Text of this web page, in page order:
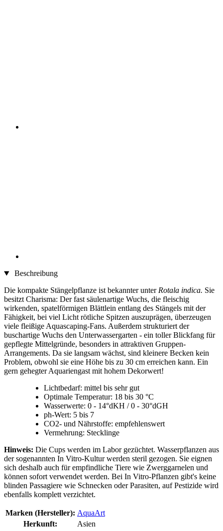
Beschreibung
Die kompakte Stängelpflanze ist bekannter unter Rotala indica. Sie
besitzt Charisma: Der fast säulenartige Wuchs, die fleischig
wirkenden, spatelförmigen Blättlein entlang des Stängels mit der
Fähigkeit, bei viel Licht rötliche Spitzen auszuprägen, überzeugen
viele fleißige Aquascaping-Fans. Außerdem strukturiert der
buschartige Wuchs den Unterwassergarten - ein toller Blickfang für
gepflegte Mittelgründe, besonders in attraktiven Gruppen-
Arrangements. Da sie langsam wächst, sind kleinere Becken kein
Problem, obwohl sie eine Höhe bis zu 30 cm erreichen kann. Ein
gern gehegter Aquariengast mit hohem Dekorwert!
Lichtbedarf: mittel bis sehr gut
Optimale Temperatur: 18 bis 30 °C
Wasserwerte: 0 - 14°dKH / 0 - 30°dGH
ph-Wert: 5 bis 7
CO2- und Nährstoffe: empfehlenswert
Vermehrung: Stecklinge
Hinweis: Die Cups werden im Labor gezüchtet. Wasserpflanzen aus
der sogenannten In Vitro-Kultur werden steril gezogen. Sie eignen
sich deshalb auch für empfindliche Tiere wie Zwerggarnelen und
können sofort verwendet werden. Bei In Vitro-Pflanzen gibt's keine
blinden Passagiere wie Schnecken oder Parasiten, auf Pestizide wird
ebenfalls komplett verzichtet.
Marken (Hersteller): AquaArt
Herkunft:
Asien